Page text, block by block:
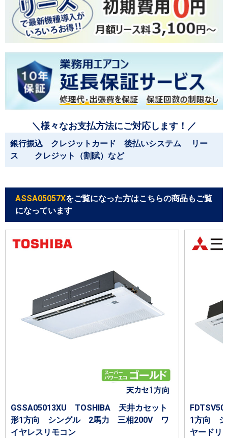
＼様々なお支払方法にご対応します！／
銀行振込 クレジットカード 後払いシステム リー
ス クレジット（割賦）など
ASSA05057Xをご覧になった方はこちらの商品もご覧
になっています
GSSA05013XU TOSHIBA 天井カセット
形1方向 シングル 2馬力 三相200V ワ
イヤレスリモコン
1方向
ヤードリ